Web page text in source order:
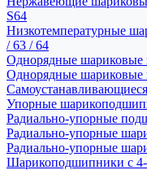
S64
Низкотемпературные
/ 63 / 64
Однорядные шариковые
Однорядные
Упорные
Радиально-упорные
Радиально-упорные
Радиально-упорные
Шарикоподшипники с 4-